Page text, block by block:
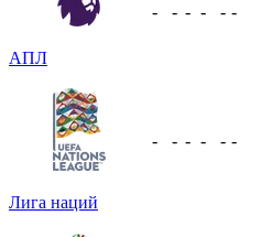
АПЛ
- - - - - -
Лига наций
- - - - - -